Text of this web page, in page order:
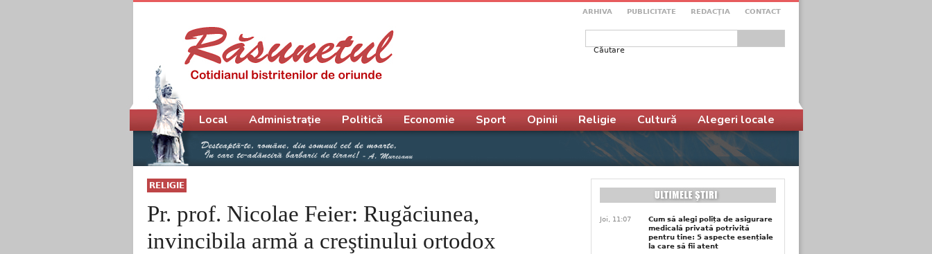
ARHIVA PUBLICITATE REDACŢIA CONTACT
Formular de căutare
RELIGIE
Pr. prof. Nicolae Feier: Rugăciunea,
invincibila armă a creştinului ortodox
Meniu principal
Local Administrație Politică Economie Sport Opinii Religie Cultură Alegeri locale
Joi, 11:07
Cum să alegi polița de asigurare
medicală privată potrivită
pentru tine: 5 aspecte esențiale
la care să fii atent